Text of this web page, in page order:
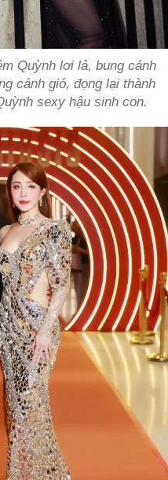
Quỳnh lơi lả, bung cánh
cánh gió, đọng lại thành
sexy hậu sinh con.